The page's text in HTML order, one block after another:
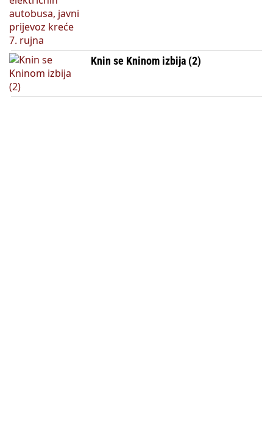
Knin se Kninom izbija (2)